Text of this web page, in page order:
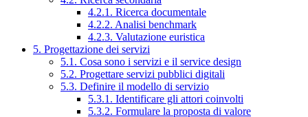
4.2.1. Ricerca documentale
4.2.2. Analisi benchmark
4.2.3. Valutazione euristica
5. Progettazione dei servizi
5.1. Cosa sono i servizi e il service design
5.2. Progettare servizi pubblici digitali
5.3. Definire il modello di servizio
5.3.1. Identificare gli attori coinvolti
5.3.2. Formulare la proposta di valore